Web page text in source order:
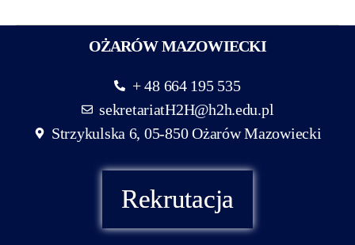
OŻARÓW MAZOWIECKI
+ 48 664 195 535
sekretariatH2H@h2h.edu.pl
Strzykulska 6, 05-850 Ożarów Mazowiecki
Rekrutacja